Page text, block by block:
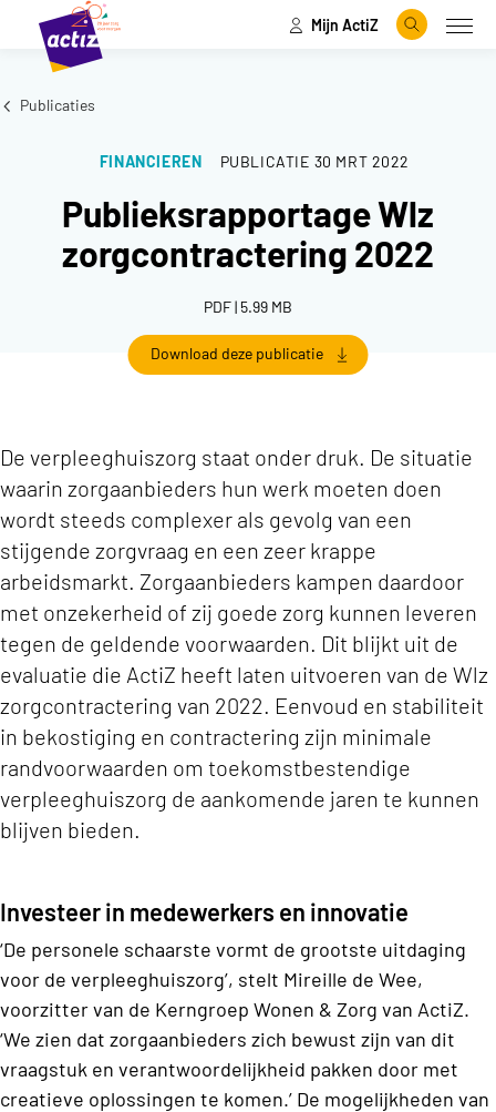
Naar hoofdinhoud
Naar menu Mijn ActiZ
Zoeken
Publicaties
FINANCIEREN PUBLICATIE 30 MRT 2022
Publieksrapportage Wlz
zorgcontractering 2022
PDF | 5.99 MB
Download deze publicatie
De verpleeghuiszorg staat onder druk. De situatie
waarin zorgaanbieders hun werk moeten doen
wordt steeds complexer als gevolg van een
stijgende zorgvraag en een zeer krappe
arbeidsmarkt. Zorgaanbieders kampen daardoor
met onzekerheid of zij goede zorg kunnen leveren
tegen de geldende voorwaarden. Dit blijkt uit de
evaluatie die ActiZ heeft laten uitvoeren van de Wlz
zorgcontractering van 2022. Eenvoud en stabiliteit
in bekostiging en contractering zijn minimale
randvoorwaarden om toekomstbestendige
verpleeghuiszorg de aankomende jaren te kunnen
blijven bieden.
Investeer in medewerkers en innovatie
‘De personele schaarste vormt de grootste uitdaging
voor de verpleeghuiszorg’, stelt Mireille de Wee,
voorzitter van de Kerngroep Wonen & Zorg van ActiZ.
‘We zien dat zorgaanbieders zich bewust zijn van dit
vraagstuk en verantwoordelijkheid pakken door met
creatieve oplossingen te komen.’ De mogelijkheden van